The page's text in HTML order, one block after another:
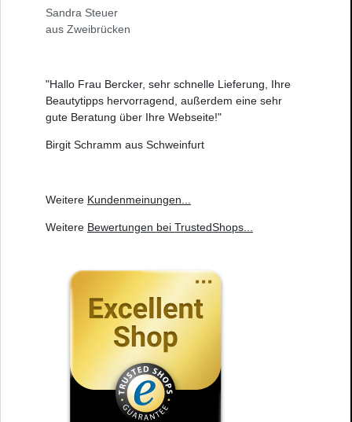
Sandra Steuer
aus Zweibrücken
"Hallo Frau Bercker, sehr schnelle Lieferung, Ihre
Beautytipps hervorragend, außerdem eine sehr
gute Beratung über Ihre Webseite!"
Birgit Schramm aus Schweinfurt
Weitere Kundenmeinungen...
Weitere Bewertungen bei TrustedShops...